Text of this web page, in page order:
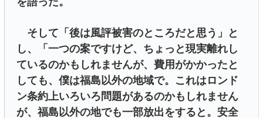
そして「後は風評被害のところだと思う」と
し、「一つの案ですけど、ちょっと現実離れし
ているのかもしれませんが、費用がかかったと
しても、僕は福島以外の地域で。これはロンド
ン条約上いろいろ問題があるのかもしれません
が、福島以外の地でも一部放出をすると。安全